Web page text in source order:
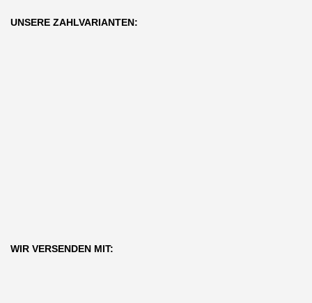
UNSERE ZAHLVARIANTEN:
WIR VERSENDEN MIT: